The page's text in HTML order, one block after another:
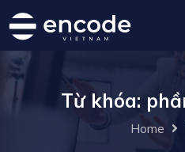
Từ khóa:
Home